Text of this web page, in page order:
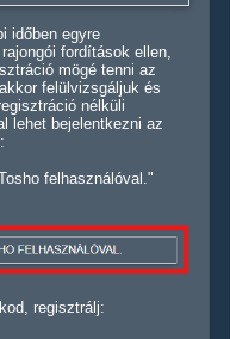
időben egyre
fordítások ellen,
mögé tenni az
felülvizsgáljuk és
nélküli
lehet bejelentkezni az
felhasználóval."
regisztrálj: